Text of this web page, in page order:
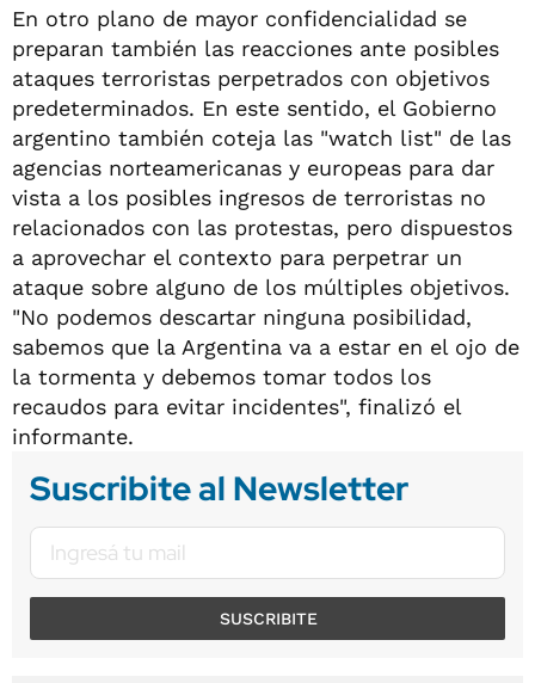
En otro plano de mayor confidencialidad se
preparan también las reacciones ante posibles
ataques terroristas perpetrados con objetivos
predeterminados. En este sentido, el Gobierno
argentino también coteja las "watch list" de las
agencias norteamericanas y europeas para dar
vista a los posibles ingresos de terroristas no
relacionados con las protestas, pero dispuestos
a aprovechar el contexto para perpetrar un
ataque sobre alguno de los múltiples objetivos.
"No podemos descartar ninguna posibilidad,
sabemos que la Argentina va a estar en el ojo de
la tormenta y debemos tomar todos los
recaudos para evitar incidentes", finalizó el
informante.
Suscribite al Newsletter
SUSCRIBITE